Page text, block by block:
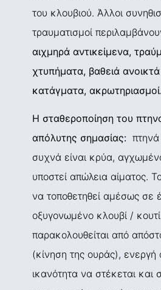
του κλουβιού. Άλλοι
τραυματισμοί
αιχμηρά αντικείμενα,
χτυπήματα, βαθειά
κατάγματα, ακρωτηριασμοί.
Η σταθεροποίηση του
απόλυτης σημασίας:
συχνά είναι κρύα,
υποστεί απώλεια αίματος.
να τοποθετηθεί αμέσως σε
οξυγονωμένο κλουβί /
παρακολουθείται από
(κίνηση της ουράς), ενεργή
ικανότητα να στέκεται και